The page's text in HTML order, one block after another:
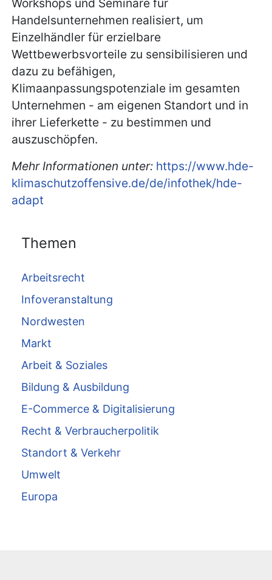
Workshops und Seminare für
Handelsunternehmen realisiert, um
Einzelhändler für erzielbare
Wettbewerbsvorteile zu sensibilisieren und
dazu zu befähigen,
Klimaanpassungspotenziale im gesamten
Unternehmen - am eigenen Standort und in
ihrer Lieferkette - zu bestimmen und
auszuschöpfen.
Mehr Informationen unter: https://www.hde-
klimaschutzoffensive.de/de/infothek/hde-
adapt
Themen
Arbeitsrecht
Infoveranstaltung
Nordwesten
Markt
Arbeit & Soziales
Bildung & Ausbildung
E-Commerce & Digitalisierung
Recht & Verbraucherpolitik
Standort & Verkehr
Umwelt
Europa